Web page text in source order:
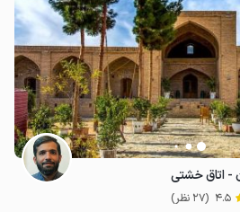
- اتاق خشتی
4.5 (27 نظر)